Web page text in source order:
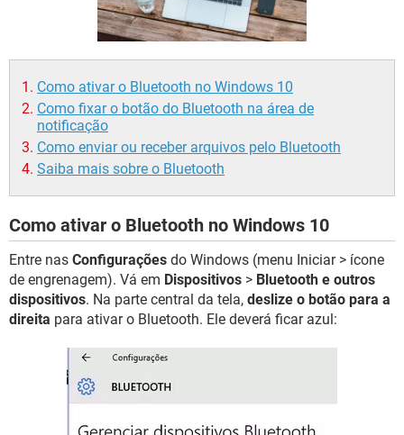
Como ativar o Bluetooth no Windows 10
Como fixar o botão do Bluetooth na área de
notificação
Como enviar ou receber arquivos pelo Bluetooth
Saiba mais sobre o Bluetooth
Como ativar o Bluetooth no Windows 10
Entre nas Configurações do Windows (menu Iniciar > ícone
de engrenagem). Vá em Dispositivos > Bluetooth e outros
dispositivos. Na parte central da tela, deslize o botão para a
direita para ativar o Bluetooth. Ele deverá ficar azul: